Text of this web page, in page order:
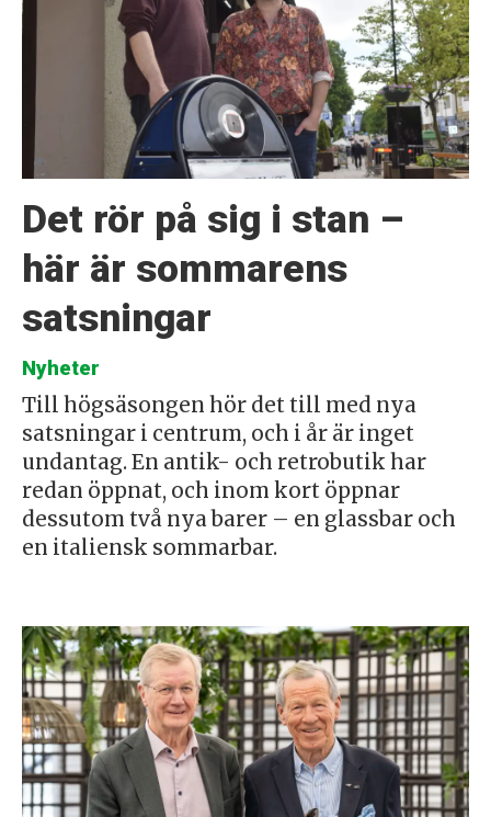
Det rör på sig i stan –
här är sommarens
satsningar
Nyheter
Till högsäsongen hör det till med nya
satsningar i centrum, och i år är inget
undantag. En antik- och retrobutik har
redan öppnat, och inom kort öppnar
dessutom två nya barer – en glassbar och
en italiensk sommarbar.